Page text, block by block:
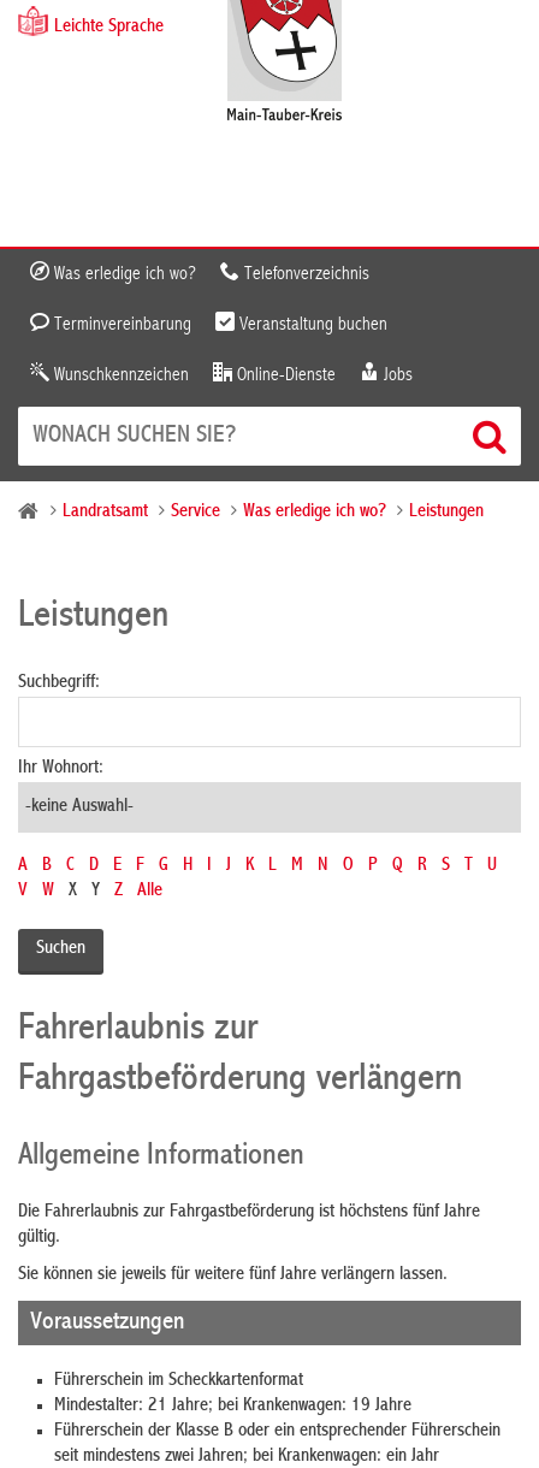
Leichte Sprache
Was erledige ich wo? Telefonverzeichnis
Terminvereinbarung Veranstaltung buchen
Wunschkennzeichen Online-Dienste Jobs
Landratsamt Service Was erledige ich wo? Leistungen
Leistungen
Suchbegriff:
Ihr Wohnort:
A B C D E F G H I J K L M N O P Q R S T
U
V
W X Y Z Alle
Fahrerlaubnis zur
Fahrgastbeförderung verlängern
Allgemeine Informationen
Die Fahrerlaubnis zur Fahrgastbeförderung ist höchstens fünf Jahre
gültig.
Sie können sie jeweils für weitere fünf Jahre verlängern lassen.
Voraussetzungen
Führerschein im Scheckkartenformat
Mindestalter: 21 Jahre; bei Krankenwagen: 19 Jahre
Führerschein der Klasse B oder ein entsprechender Führerschein
seit mindestens zwei Jahren; bei Krankenwagen: ein Jahr